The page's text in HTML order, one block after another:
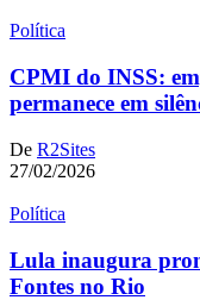
Política
CPMI do INSS:
permanece em
De R2Sites
27/02/2026
Política
Lula inaugura
Fontes no Rio